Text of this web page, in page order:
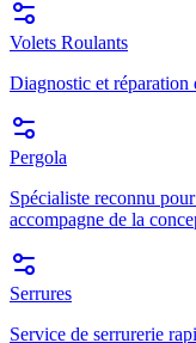
Volets Roulants
Diagnostic et réparation
Pergola
Spécialiste reconnu
accompagne de la
Serrures
Service de serrurerie